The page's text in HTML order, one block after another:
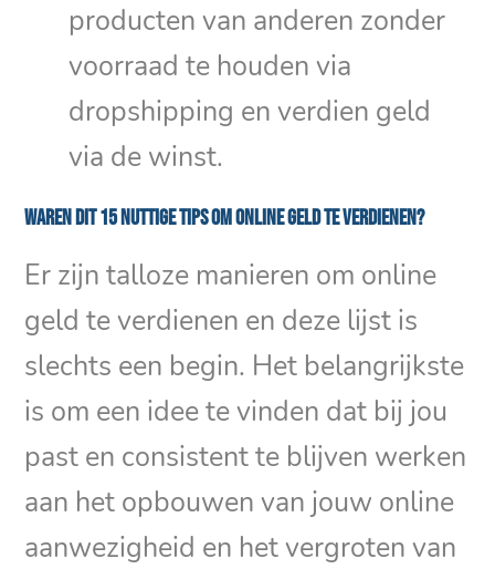
producten van anderen zonder
voorraad te houden via
dropshipping en verdien geld
via de winst.
Waren dit 15 nuttige tips om online geld te verdienen?
Er zijn talloze manieren om online
geld te verdienen en deze lijst is
slechts een begin. Het belangrijkste
is om een idee te vinden dat bij jou
past en consistent te blijven werken
aan het opbouwen van jouw online
aanwezigheid en het vergroten van